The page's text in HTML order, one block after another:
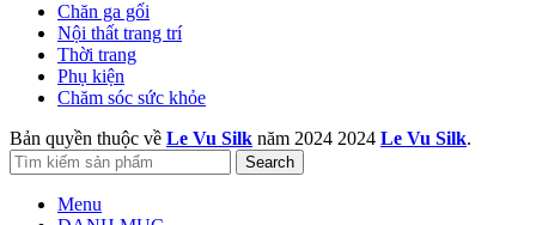
Chăn ga gối
Nội thất trang trí
Thời trang
Phụ kiện
Chăm sóc sức khỏe
Bản quyền thuộc về Le Vu Silk năm 2024 2024 Le Vu Silk.
Search
Menu